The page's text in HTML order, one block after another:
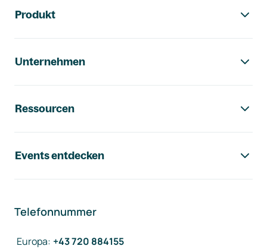
Produkt
Unternehmen
Ressourcen
Events entdecken
Telefonnummer
Europa: +43 720 884155